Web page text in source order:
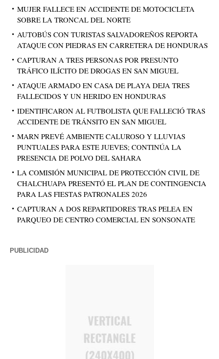
MUJER FALLECE EN ACCIDENTE DE MOTOCICLETA
SOBRE LA TRONCAL DEL NORTE
AUTOBÚS CON TURISTAS SALVADOREÑOS REPORTA
ATAQUE CON PIEDRAS EN CARRETERA DE HONDURAS
CAPTURAN A TRES PERSONAS POR PRESUNTO
TRÁFICO ILÍCITO DE DROGAS EN SAN MIGUEL
ATAQUE ARMADO EN CASA DE PLAYA DEJA TRES
FALLECIDOS Y UN HERIDO EN HONDURAS
IDENTIFICARON AL FUTBOLISTA QUE FALLECIÓ TRAS
ACCIDENTE DE TRÁNSITO EN SAN MIGUEL
MARN PREVÉ AMBIENTE CALUROSO Y LLUVIAS
PUNTUALES PARA ESTE JUEVES; CONTINÚA LA
PRESENCIA DE POLVO DEL SAHARA
LA COMISIÓN MUNICIPAL DE PROTECCIÓN CIVIL DE
CHALCHUAPA PRESENTÓ EL PLAN DE CONTINGENCIA
PARA LAS FIESTAS PATRONALES 2026
CAPTURAN A DOS REPARTIDORES TRAS PELEA EN
PARQUEO DE CENTRO COMERCIAL EN SONSONATE
PUBLICIDAD